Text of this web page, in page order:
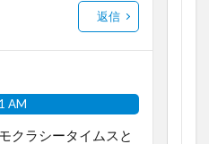
返信
AM
クラシータイムスと